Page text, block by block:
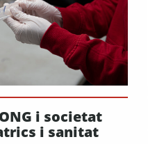
i societat
i sanitat